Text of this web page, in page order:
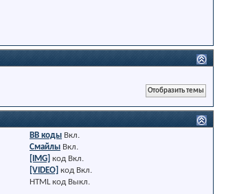
BB коды Вкл.
Смайлы Вкл.
[IMG] код Вкл.
[VIDEO] код Вкл.
HTML код Выкл.